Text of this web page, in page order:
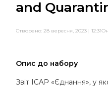
and
Створено: 28 вересня, 2023 | 12:31
Опис до набору
Звіт IСАР «Єднання», у